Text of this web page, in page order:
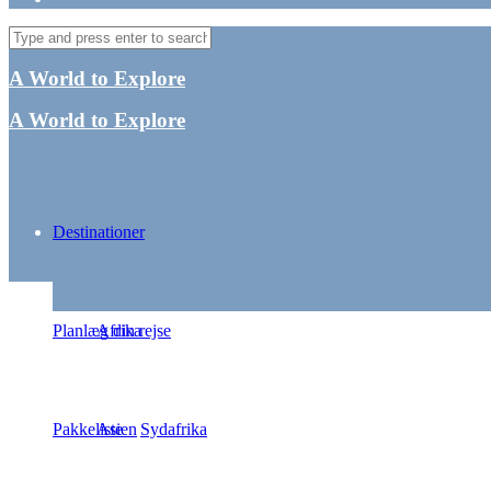
A World to Explore
A World to Explore
Destinationer
Afrika
Sydafrika
Asien
Planlæg din rejse
Pakkeliste